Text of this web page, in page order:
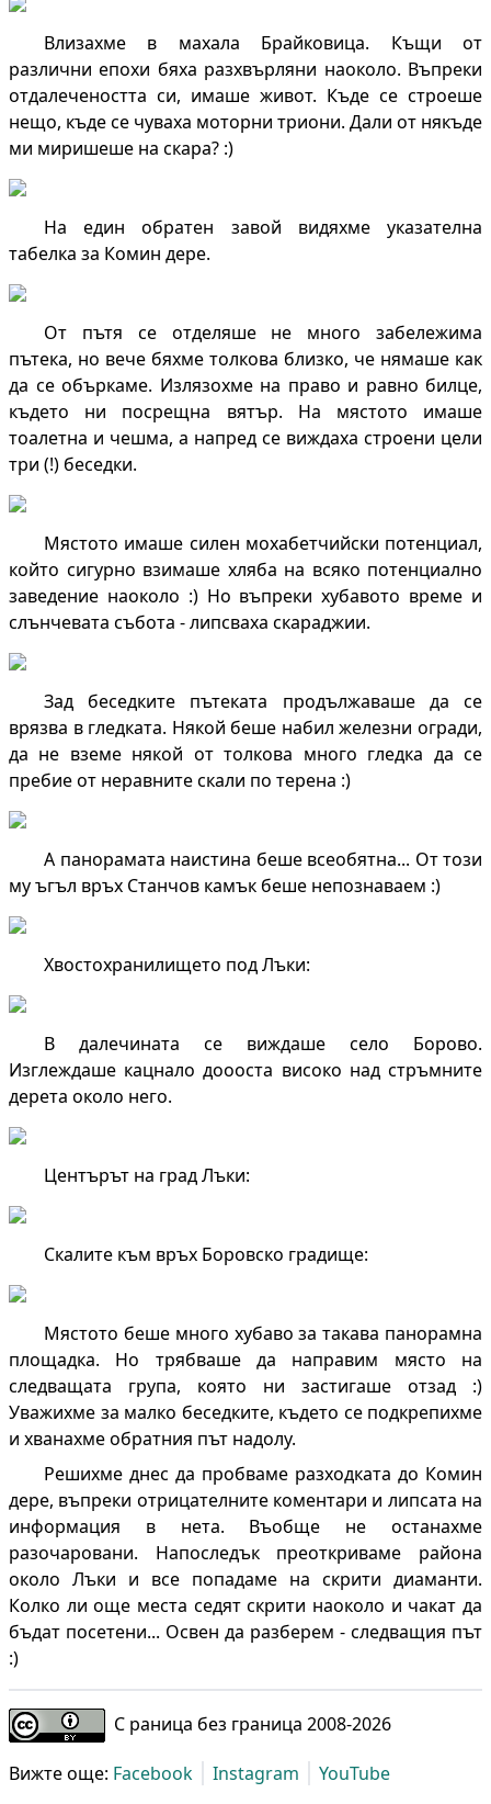
Влизахме в махала Брайковица. Къщи от
различни епохи бяха разхвърляни наоколо. Въпреки
отдалечеността си, имаше живот. Къде се строеше
нещо, къде се чуваха моторни триони. Дали от някъде
ми миришеше на скара? :)
На един обратен завой видяхме указателна
табелка за Комин дере.
От пътя се отделяше не много забележима
пътека, но вече бяхме толкова близко, че нямаше как
да се объркаме. Излязохме на право и равно билце,
където ни посрещна вятър. На мястото имаше
тоалетна и чешма, а напред се виждаха строени цели
три (!) беседки.
Мястото имаше силен мохабетчийски потенциал,
който сигурно взимаше хляба на всяко потенциално
заведение наоколо :) Но въпреки хубавото време и
слънчевата събота - липсваха скараджии.
Зад беседките пътеката продължаваше да се
врязва в гледката. Някой беше набил железни огради,
да не вземе някой от толкова много гледка да се
пребие от неравните скали по терена :)
А панорамата наистина беше всеобятна... От този
му ъгъл връх Станчов камък беше непознаваем :)
Хвостохранилището под Лъки:
В далечината се виждаше село Борово.
Изглеждаше кацнало доооста високо над стръмните
дерета около него.
Центърът на град Лъки:
Скалите към връх Боровско градище:
Мястото беше много хубаво за такава панорамна
площадка. Но трябваше да направим място на
следващата група, която ни застигаше отзад :)
Уважихме за малко беседките, където се подкрепихме
и хванахме обратния път надолу.
Решихме днес да пробваме разходката до Комин
дере, въпреки отрицателните коментари и липсата на
информация в нета. Въобще не останахме
разочаровани. Напоследък преоткриваме района
около Лъки и все попадаме на скрити диаманти.
Колко ли още места седят скрити наоколо и чакат да
бъдат посетени... Освен да разберем - следващия път
:)
С раница без граница 2008-2026
Вижте още: Facebook Instagram YouTube